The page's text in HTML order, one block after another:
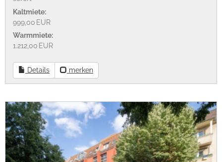
Kaltmiete:
999,00 EUR
Warmmiete:
1.212,00 EUR
Details merken